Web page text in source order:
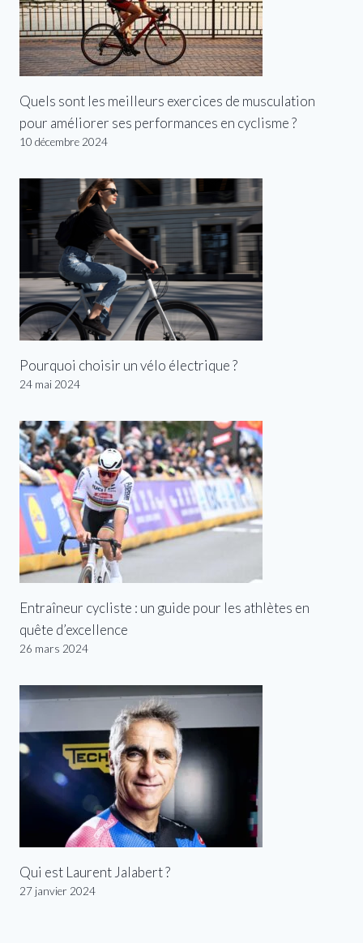
Quels sont les meilleurs exercices de musculation
pour améliorer ses performances en cyclisme ?
10 décembre 2024
Pourquoi choisir un vélo électrique ?
24 mai 2024
Entraîneur cycliste : un guide pour les athlètes en
quête d’excellence
26 mars 2024
Qui est Laurent Jalabert ?
27 janvier 2024